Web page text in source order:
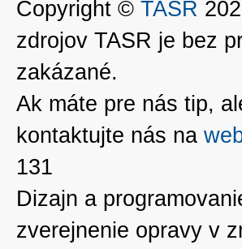
Copyright © TASR
zdrojov TASR je bez
zakázané.
Ak máte pre nás tip,
kontaktujte nás na
131
Dizajn a
zverejnenie opravy v